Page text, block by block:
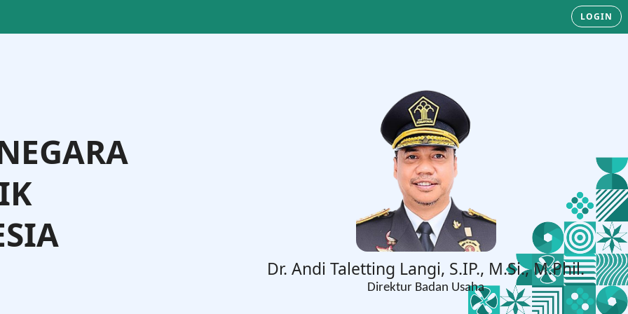
LOGIN
Dr. Andi Taletting Langi, S.IP., M.Si., M.Phil.
Direktur Badan Usaha